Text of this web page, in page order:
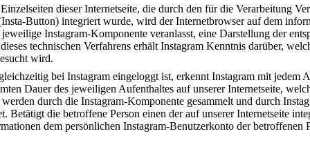
dieser Internetseite, die durch den für die Verarbeitung
Button) integriert wurde, wird der Internetbrowser auf dem
Instagram-Komponente veranlasst, eine Darstellung der
technischen Verfahrens erhält Instagram Kenntnis darüber,
wird.
bei Instagram eingeloggt ist, erkennt Instagram mit jedem
Dauer des jeweiligen Aufenthaltes auf unserer Internetseite,
durch die Instagram-Komponente gesammelt und durch
Betätigt die betroffene Person einen der auf unserer Internetseite
dem persönlichen Instagram-Benutzerkonto der betroffenen